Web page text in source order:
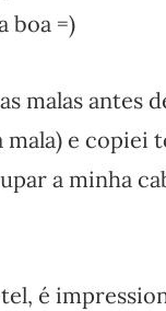
boa =)
malas antes
e copiei
a minha
é